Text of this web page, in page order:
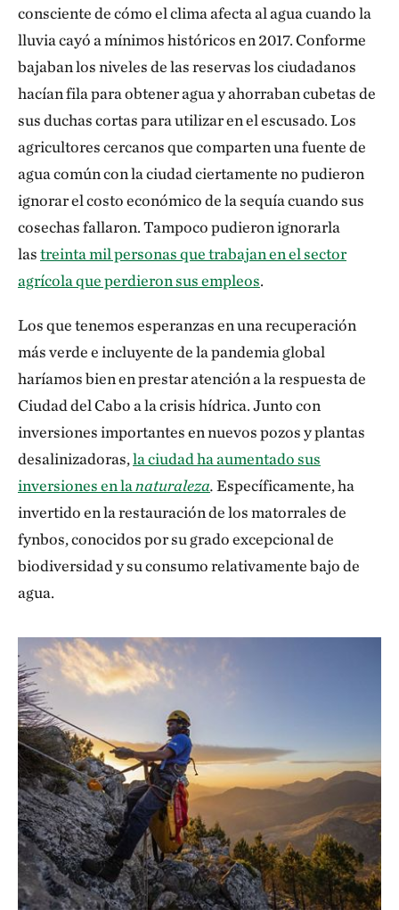
consciente de cómo el clima afecta al agua cuando la
lluvia cayó a mínimos históricos en 2017. Conforme
bajaban los niveles de las reservas los ciudadanos
hacían fila para obtener agua y ahorraban cubetas de
sus duchas cortas para utilizar en el escusado. Los
agricultores cercanos que comparten una fuente de
agua común con la ciudad ciertamente no pudieron
ignorar el costo económico de la sequía cuando sus
cosechas fallaron. Tampoco pudieron ignorarla
lastreinta mil personas que trabajan en el sector
agrícola que perdieron sus empleos.
Los que tenemos esperanzas en una recuperación
más verde e incluyente de la pandemia global
haríamos bien en prestar atención a la respuesta de
Ciudad del Cabo a la crisis hídrica. Junto con
inversiones importantes en nuevos pozos y plantas
desalinizadoras,la ciudad ha aumentado sus
inversiones en lanaturaleza.Específicamente, ha
invertido en la restauración de los matorrales de
fynbos, conocidos por su grado excepcional de
biodiversidad y su consumo relativamente bajo de
agua.